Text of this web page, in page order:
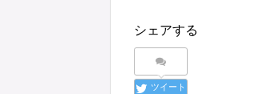
シェアする
ツイート